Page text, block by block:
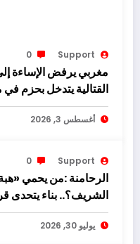
Support
0
مغربي يرفض الإساءة
القتالية يتدخل بحزم
أغسطس 3, 2026
Support
0
الرحامنة :من يحمي
الشريف؟.. بناء يتحدى
القانون على المحك!
يوليو 30, 2026